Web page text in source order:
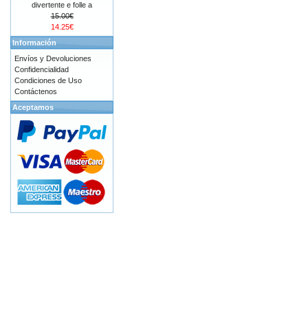
divertente e folle a
15.00€
14.25€
Información
Envíos y Devoluciones
Confidencialidad
Condiciones de Uso
Contáctenos
Aceptamos